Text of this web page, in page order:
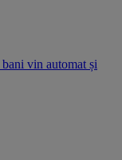
vin automat și